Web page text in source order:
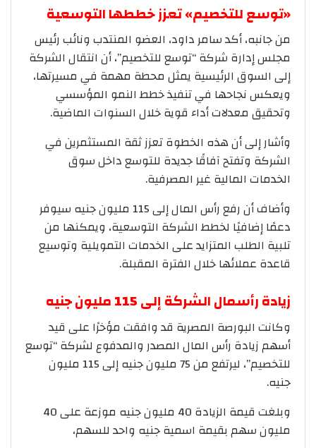
«توسع للتخصيم» تعزز خططها التوسعية
من جانبه، أكد سامر داود، العضو المنتدب ونائب رئيس
مجلس إدارة شركة “توسع للتخصيم”، أن انتقال الشركة
إلى السوق الرئيسية يمثل محطة مهمة في مسيرتها،
ويعكس نجاحها في تنفيذ خطط النمو المؤسسي
وتحقيق معدلات أداء قوية خلال السنوات الماضية.
وأشار إلى أن هذه الخطوة تعزز ثقة المستثمرين في
الشركة وتفتح آفاقًا جديدة للتوسع داخل سوق
الخدمات المالية غير المصرفية.
وأضاف أن رفع رأس المال إلى 115 مليون جنيه سيوفر
دعمًا إضافيًا لخطط الشركة التوسعية، ويمكنها من
تلبية الطلب المتزايد على الخدمات التمويلية وتوسيع
قاعدة عملائها خلال الفترة المقبلة.
زيادة رأسمال الشركة إلى 115 مليون جنيه
وكانت البورصة المصرية قد وافقت مؤخرًا على قيد
أسهم زيادة رأس المال المصدر والمدفوع لشركة “توسع
للتخصيم”، ليرتفع من 75 مليون جنيه إلى 115 مليون
جنيه.
وبلغت قيمة الزيادة 40 مليون جنيه موزعة على 40
مليون سهم بقيمة اسمية جنيه واحد للسهم،